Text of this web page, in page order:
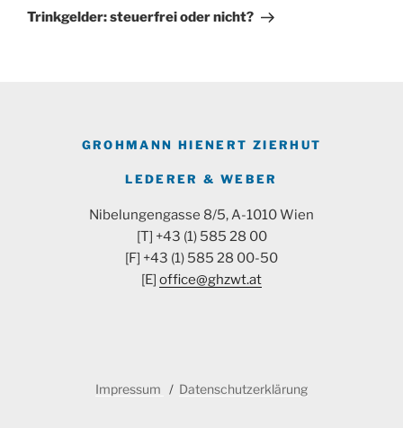
Beitrag
Trinkgelder: steuerfrei oder nicht?
GROHMANN HIENERT ZIERHUT
LEDERER & WEBER
Nibelungengasse 8/5, A-1010 Wien
[T] +43 (1) 585 28 00
[F] +43 (1) 585 28 00-50
[E] office@ghzwt.at
Impressum Datenschutzerklärung